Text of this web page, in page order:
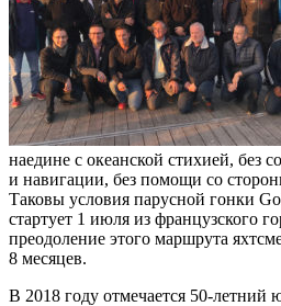
наедине с океанской стихией, без
и навигации, без помощи со
Таковы условия парусной гонки
стартует 1 июля из французского
преодоление этого маршрута
8 месяцев.
В 2018 году отмечается 50-летний